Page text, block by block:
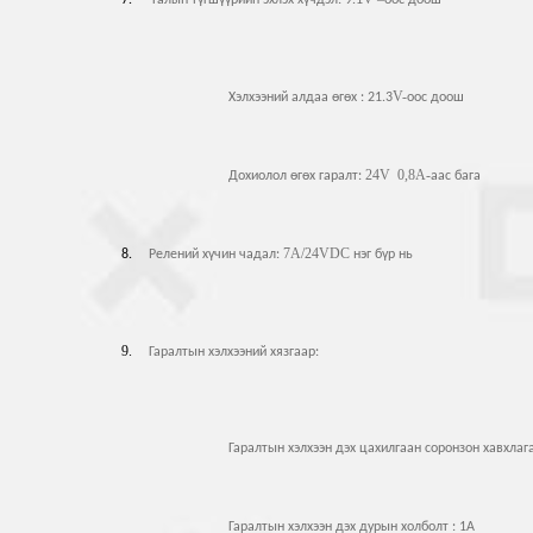
Хэлхээний алдаа өгөх : 21.3V-оос доош
Дохиолол өгөх гаралт: 24V 0,8A-аас бага
8. Релений хүчин чадал: 7A/24VDC нэг бүр нь
9. Гаралтын хэлхээний хязгаар:
Гаралтын хэлхээн дэх цахилгаан соронзон
Гаралтын хэлхээн дэх дурын холболт : 1А